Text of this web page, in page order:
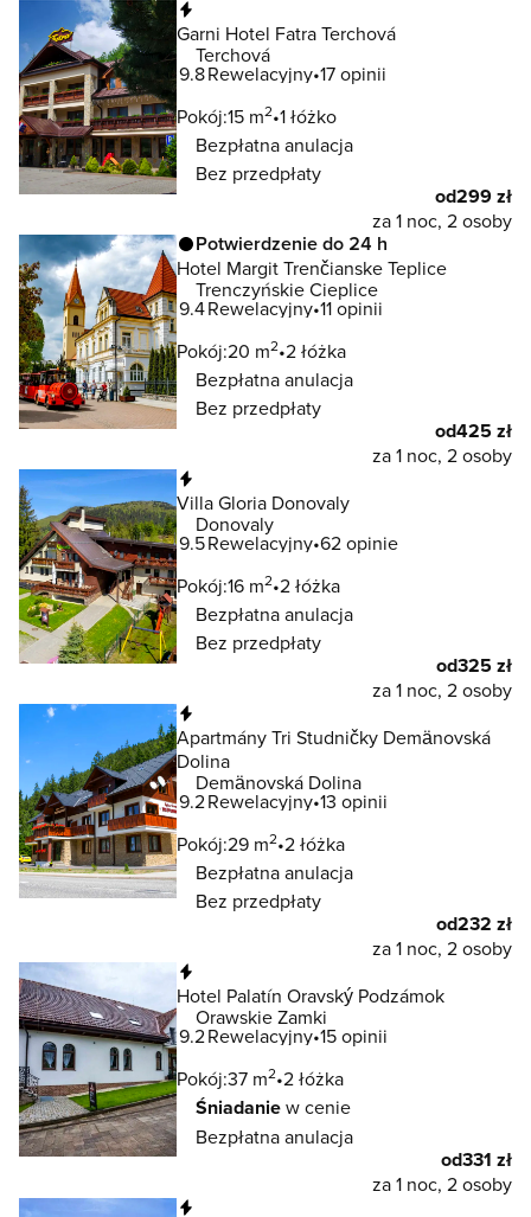
Garni Hotel Fatra Terchová
Terchová
9.8Rewelacyjny 17 opinii
Pokój:15 m2 1 łóżko
Bezpłatna anulacja
Bez przedpłaty
od299 zł
za 1 noc, 2 osoby
Potwierdzenie do 24 h
Hotel Margit Trenčianske Teplice
Trenczyńskie Cieplice
9.4Rewelacyjny 11 opinii
Pokój:20 m2 2 łóżka
Bezpłatna anulacja
Bez przedpłaty
od425 zł
za 1 noc, 2 osoby
Villa Gloria Donovaly
Donovaly
9.5Rewelacyjny 62 opinie
Pokój:16 m2 2 łóżka
Bezpłatna anulacja
Bez przedpłaty
od325 zł
za 1 noc, 2 osoby
Apartmány Tri Studničky Demänovská
Dolina
Demänovská Dolina
9.2Rewelacyjny 13 opinii
Pokój:29 m2 2 łóżka
Bezpłatna anulacja
Bez przedpłaty
od232 zł
za 1 noc, 2 osoby
Hotel Palatín Oravský Podzámok
Orawskie Zamki
9.2Rewelacyjny 15 opinii
Pokój:37 m2 2 łóżka
Śniadaniew cenie
Bezpłatna anulacja
od331 zł
za 1 noc, 2 osoby